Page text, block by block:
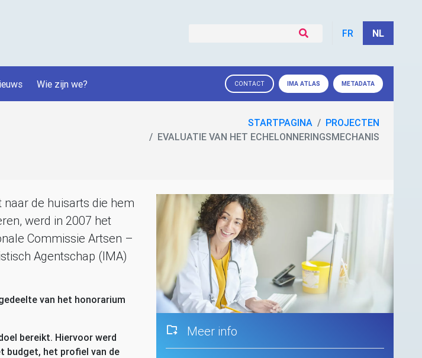
FR NL
Wie zijn we? CONTACT IMA ATLAS METADATA
STARTPAGINA
PROJECTEN
EVALUATIE VAN HET ECHELONNERINGSMECHANIS
de huisarts die hem
werd in 2007 het
Commissie Artsen –
Agentschap (IMA)
van het honorarium
bereikt. Hiervoor werd
budget, het profiel van de
Meer info